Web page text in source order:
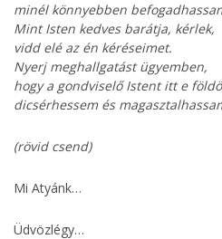
minél könnyebben
Mint Isten kedves barátja, kérlek,
vidd elé az én kéréseimet.
Nyerj meghallgatást ügyemben,
hogy a gondviselő Istent itt e
dicsérhessem és
(rövid csend)
Mi Atyánk…
Üdvözlégy…